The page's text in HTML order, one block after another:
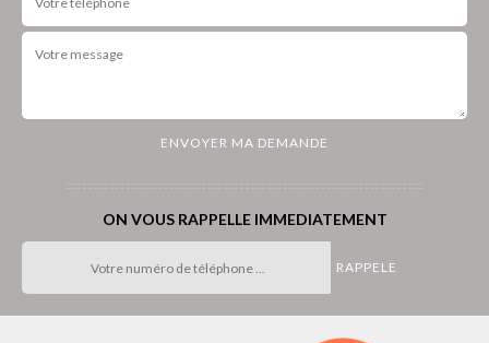
ON VOUS RAPPELLE IMMEDIATEMENT